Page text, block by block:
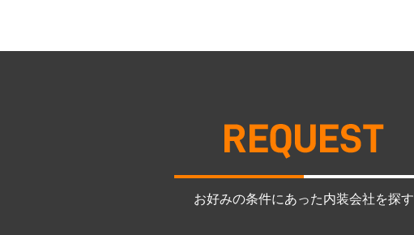
お好みの条件にあった内装会社を探す